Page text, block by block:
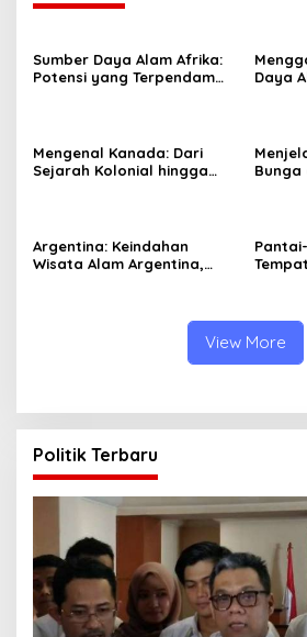
Sumber Daya Alam Afrika:
Potensi yang Terpendam
Daya
Mengenal Kanada: Dari
Sejarah Kolonial hingga
Bunga
Argentina: Keindahan
Wisata Alam Argentina,
View More
Politik Terbaru